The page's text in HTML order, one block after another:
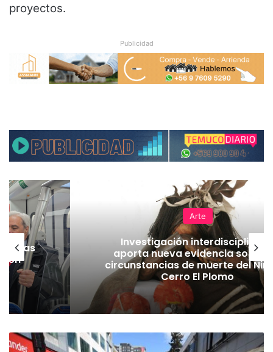
proyectos.
Publicidad
vías
Arte
Investigación
aporta nueva evidencia sobre
circunstancias de muerte del
Cerro El Plomo
M